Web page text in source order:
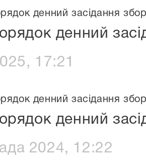
денний засідання
денний
17:21
денний засідання
денний
2024, 12:22